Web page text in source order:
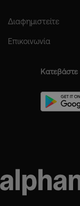
Διαφημιστείτε
Επικοινωνία